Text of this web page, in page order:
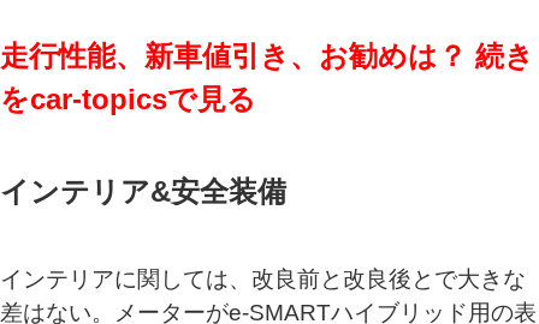
走行性能、新車値引き、お勧めは？ 続き
をcar-topicsで見る
インテリア&安全装備
インテリアに関しては、改良前と改良後とで大きな
差はない。メーターがe‐SMARTハイブリッド用の表